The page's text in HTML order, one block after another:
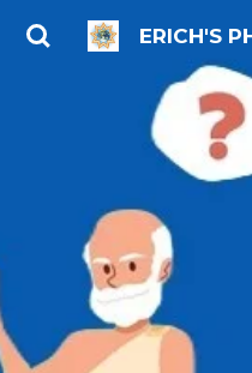
Zum
ERICH'S